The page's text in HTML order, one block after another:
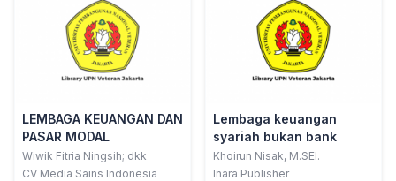
LEMBAGA KEUANGAN DAN
PASAR MODAL
Wiwik Fitria Ningsih; dkk
CV Media Sains Indonesia
Lembaga keuangan
syariah bukan bank
Khoirun Nisak, M.SEI.
Inara Publisher